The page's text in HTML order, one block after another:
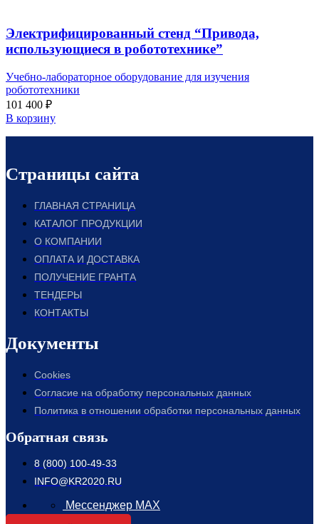
Электрифицированный стенд “Привода,
использующиеся в робототехнике”
Учебно-лабораторное оборудование для изучения
робототехники
101 400 ₽
В корзину
Страницы сайта
ГЛАВНАЯ СТРАНИЦА
КАТАЛОГ ПРОДУКЦИИ
О КОМПАНИИ
ОПЛАТА И ДОСТАВКА
ПОЛУЧЕНИЕ ГРАНТА
ТЕНДЕРЫ
КОНТАКТЫ
Документы
Cookies
Согласие на обработку персональных данных
Политика в отношении обработки персональных данных
Обратная связь
8 (800) 100-49-33
INFO@KR2020.RU
Мессенджер MAX